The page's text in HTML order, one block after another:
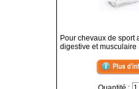
Pour chevaux de sport
digestive et musculaire